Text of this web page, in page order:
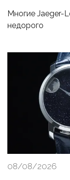
Многие Jaeger-
недорого
08/08/2026